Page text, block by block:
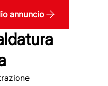
annuncio